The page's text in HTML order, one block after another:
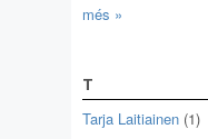
més »
T
Tarja Laitiainen (1)